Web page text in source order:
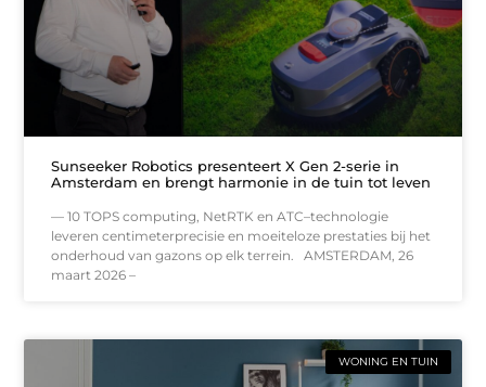
Sunseeker Robotics presenteert X Gen 2-serie in
Amsterdam en brengt harmonie in de tuin tot leven
— 10 TOPS computing, NetRTK en ATC–technologie
leveren centimeterprecisie en moeiteloze prestaties bij het
onderhoud van gazons op elk terrein. AMSTERDAM, 26
maart 2026 –
WONING EN TUIN